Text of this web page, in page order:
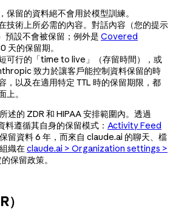
保留的資料絕不會用於模型訓練。
技術上所必需的內容。對話內容（您的提示
預設不會被保留；例外是 Covered
天的保留期。
可行的「time to live」（存留時間），或
致力於讓客戶能控制資料保留的時
，以及在適用特定 TTL 時的保留期限，都
上。
述的 ZDR 和 HIPAA 安排範圍內。透過
料遵循其自身的保留模式： Activity Feed
留資料 6 年，而來自 claude.ai 的聊天、檔
織在claude.ai > Organization settings >
保留政策。